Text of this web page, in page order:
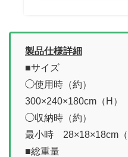
製品仕様詳細
■サイズ
◯使用時（約）
300×240×180cm（H）
◯収納時（約）
最小時 28×18×18cm（
■総重量